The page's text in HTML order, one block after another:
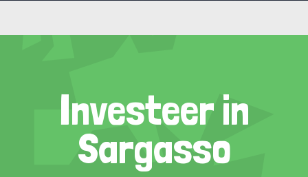
Investeer in
Sargasso